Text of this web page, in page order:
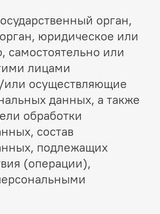
орган,
юридическое или
самостоятельно или
лицами
осуществляющие
данных, а также
обработки
состав
подлежащих
(операции),